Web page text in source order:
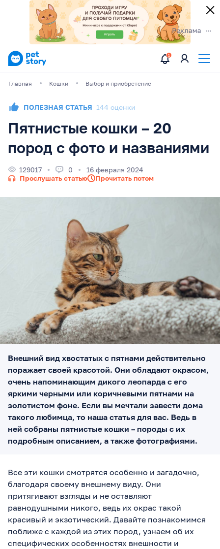
Главная Кошки Выбор и приобретение
ПОЛЕЗНАЯ СТАТЬЯ 144 оценки
Пятнистые кошки – 20
пород с фото и названиями
129017 0
16 февраля 2024
Прослушать статью
Прочитать потом
Внешний вид хвостатых с пятнами действительно
поражает своей красотой. Они обладают окрасом,
очень напоминающим дикого леопарда с его
яркими черными или коричневыми пятнами на
золотистом фоне. Если вы мечтали завести дома
такого любимца, то наша статья для вас. Ведь в
ней собраны пятнистые кошки – породы с их
подробным описанием, а также фотографиями.
Все эти кошки смотрятся особенно и загадочно,
благодаря своему внешнему виду. Они
притягивают взгляды и не оставляют
равнодушными никого, ведь их окрас такой
красивый и экзотический. Давайте познакомимся
поближе с каждой из этих пород, узнаем об их
специфических особенностях внешности и